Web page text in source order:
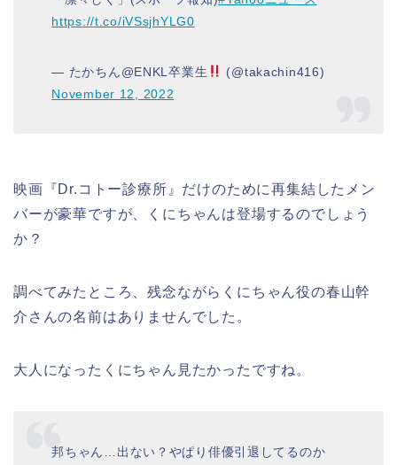
https://t.co/iVSsjhYLG0
— たかちん@ENKL卒業生
(@takachin416)
November 12, 2022
映画『Dr.コトー診療所』だけのために再集結したメン
バーが豪華ですが、くにちゃんは登場するのでしょう
か？
調べてみたところ、残念ながらくにちゃん役の春山幹
介さんの名前はありませんでした。
大人になったくにちゃん見たかったですね。
邦ちゃん…出ない？やぱり俳優引退してるのか